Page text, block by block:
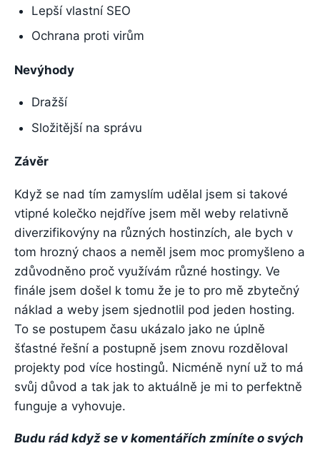
Lepší vlastní SEO
Ochrana proti virům
Nevýhody
Dražší
Složitější na správu
Závěr
Když se nad tím zamyslím udělal jsem si takové
vtipné kolečko nejdříve jsem měl weby relativně
diverzifikovýny na různých hostinzích, ale bych v
tom hrozný chaos a neměl jsem moc promyšleno a
zdůvodněno proč využívám různé hostingy. Ve
finále jsem došel k tomu že je to pro mě zbytečný
náklad a weby jsem sjednotlil pod jeden hosting.
To se postupem času ukázalo jako ne úplně
šťastné řešní a postupně jsem znovu rozděloval
projekty pod více hostingů. Nicméně nyní už to má
svůj důvod a tak jak to aktuálně je mi to perfektně
funguje a vyhovuje.
Budu rád když se v komentářích zmíníte o svých